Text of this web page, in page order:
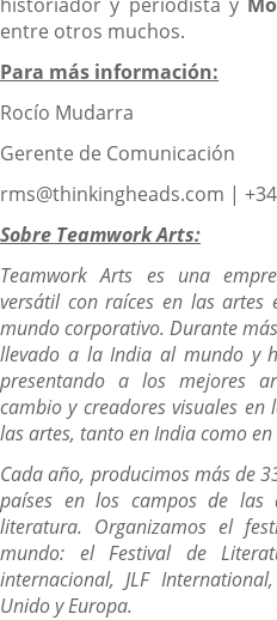
entre otros muchos.
Para más información:
Rocío Mudarra
Gerente de Comunicación
rms@thinkingheads.com |
Sobre Teamwork Arts:
Teamwork Arts es una
versátil con raíces en las artes
mundo corporativo. Durante
llevado a la India al mundo y
presentando a los mejores
cambio y creadores visuales
las artes, tanto en India como
Cada año, producimos más de
países en los campos de las
literatura. Organizamos el
mundo: el Festival de
internacional, JLF
Unido y Europa.